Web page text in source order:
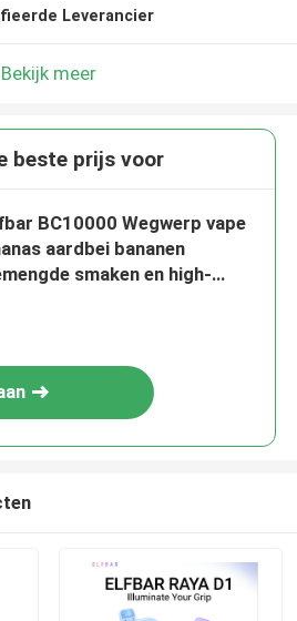
Leverancier
Bekijk meer
beste prijs voor
BC10000 Wegwerp vape
aardbei bananen
smaken en high-